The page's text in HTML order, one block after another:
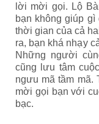
lời mời gọi. Lộ
bạn không giúp
thời gian của cả
ra, bạn khá nhạy
Những người
cũng lưu tâm
ngưu mã tầm mã.
mời gọi bạn với
bạc.